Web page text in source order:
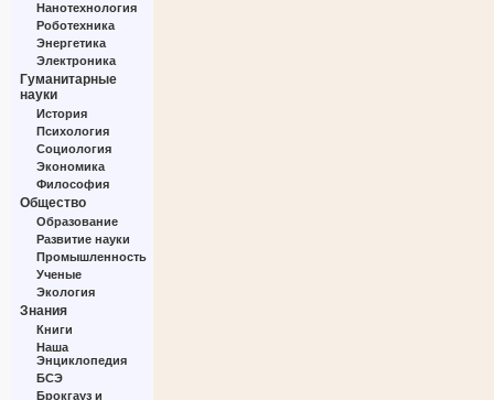
Нанотехнология
Роботехника
Энергетика
Электроника
Гуманитарные
науки
История
Психология
Социология
Экономика
Философия
Общество
Образование
Развитие науки
Промышленность
Ученые
Экология
Знания
Книги
Наша
Энциклопедия
БСЭ
Брокгауз и